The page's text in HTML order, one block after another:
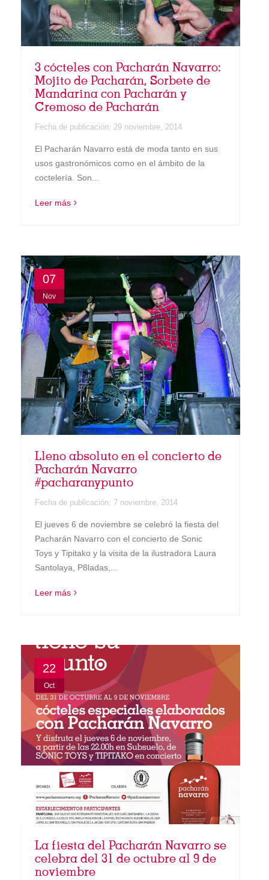
3 cócteles con Pacharán Navarro:
Mojito de Pacharán, Sorbete de
Mandarina con Pacharán y
Cremoso de Pacharán
Fecha de publicación: 29 noviembre, 2014
El Pacharán Navarro está de moda tanto en sus
usos gastronómicos como en el ámbito de la
coctelería. Son...
Leer más
07
Nov
Lleno absoluto en el concierto de
Pacharán Navarro
#pacharanypunto
Fecha de publicación: 7 noviembre, 2014
El jueves 6 de noviembre se celebró la fiesta del
Pacharán Navarro con el concierto de Sonic
Toys y Tipitako y la visita de la ilustradora Laura
Santolaya, P8ladas,...
Leer más
22
Oct
La fiesta del Pacharán Navarro se
celebra del 31 de octubre al 9 de
noviembre